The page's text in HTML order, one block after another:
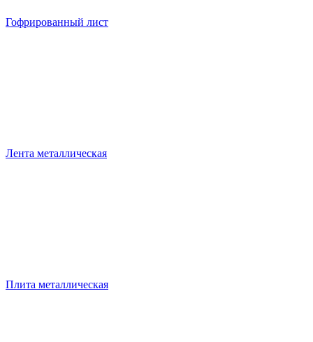
Гофрированный лист
Лента металлическая
Плита металлическая